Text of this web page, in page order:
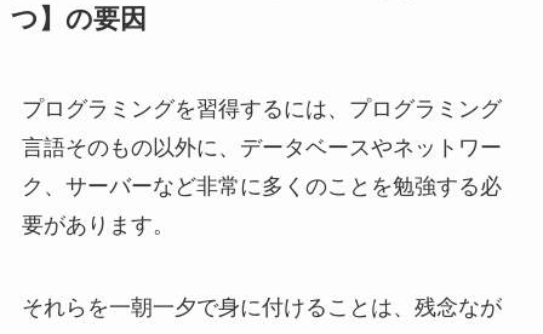
つ】の要因
プログラミングを習得するには、プログラミング
言語そのもの以外に、データベースやネットワー
ク、サーバーなど非常に多くのことを勉強する必
要があります。
それらを一朝一夕で身に付けることは、残念なが